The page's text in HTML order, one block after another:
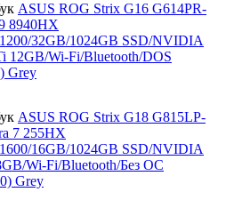
ASUS ROG Strix G16 G614PR-
8940HX
32GB/1024GB SSD/NVIDIA
12GB/Wi-Fi/Bluetooth/DOS
Grey
ASUS ROG Strix G18 G815LP-
7 255HX
16GB/1024GB SSD/NVIDIA
Wi-Fi/Bluetooth/Без ОС
Grey